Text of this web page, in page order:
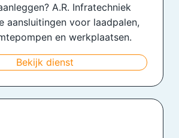
A.R. Infratechniek
aansluitingen voor laadpalen,
en werkplaatsen.
Bekijk dienst